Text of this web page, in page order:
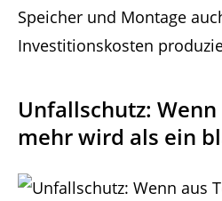
Speicher und Montage
Investitionskosten
Unfallschutz:
mehr wird als ein